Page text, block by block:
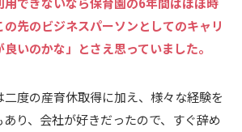
先のビジネスパーソンとしてのキャリ
いのかな」とさえ思っていました。
二度の産育休取得に加え、様々な経験を
り、会社が好きだったので、すぐ辞め